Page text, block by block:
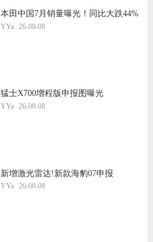
本田中国7月销量曝光！同比大跌44%
YYa 26-08-08
猛士X700增程版申报图曝光
YYa 26-08-08
新增激光雷达!新款海豹07申报
YYa 26-08-08